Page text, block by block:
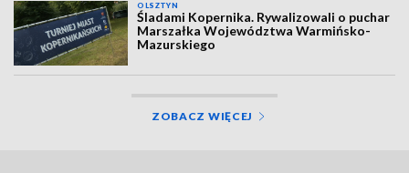
OLSZTYN
Śladami Kopernika. Rywalizowali o puchar
Marszałka Województwa Warmińsko-
Mazurskiego
ZOBACZ WIĘCEJ